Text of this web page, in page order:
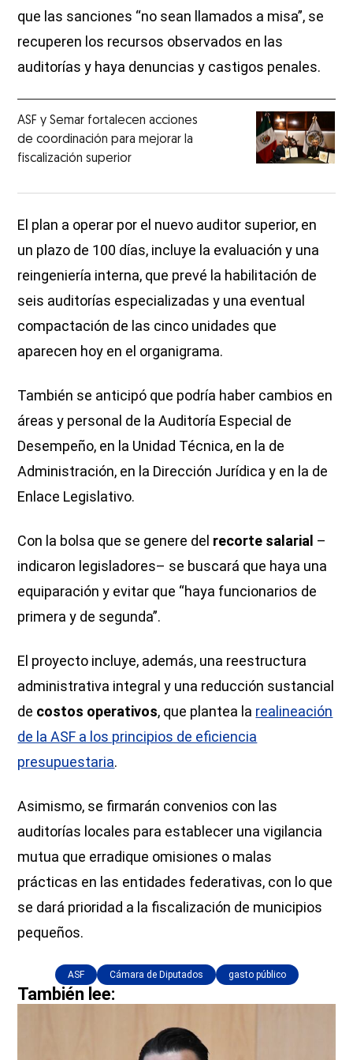
que las sanciones “no sean llamados a misa”, se
recuperen los recursos observados en las
auditorías y haya denuncias y castigos penales.
ASF y Semar fortalecen acciones
de coordinación para mejorar la
fiscalización superior
El plan a operar por el nuevo auditor superior, en
un plazo de 100 días, incluye la evaluación y una
reingeniería interna, que prevé la habilitación de
seis auditorías especializadas y una eventual
compactación de las cinco unidades que
aparecen hoy en el organigrama.
También se anticipó que podría haber cambios en
áreas y personal de la Auditoría Especial de
Desempeño, en la Unidad Técnica, en la de
Administración, en la Dirección Jurídica y en la de
Enlace Legislativo.
Con la bolsa que se genere del recorte salarial –
indicaron legisladores– se buscará que haya una
equiparación y evitar que “haya funcionarios de
primera y de segunda”.
El proyecto incluye, además, una reestructura
administrativa integral y una reducción sustancial
de costos operativos, que plantea la realineación
de la ASF a los principios de eficiencia
presupuestaria.
Asimismo, se firmarán convenios con las
auditorías locales para establecer una vigilancia
mutua que erradique omisiones o malas
prácticas en las entidades federativas, con lo que
se dará prioridad a la fiscalización de municipios
pequeños.
ASF Cámara de Diputados gasto público
También lee: